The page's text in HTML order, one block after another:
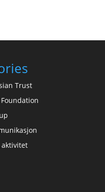
Trust
aktivitet